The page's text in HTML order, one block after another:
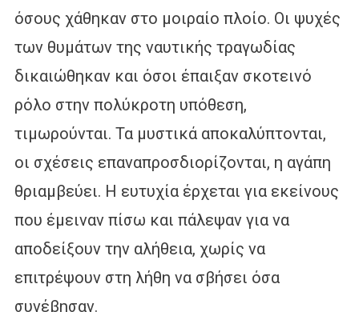
όσους χάθηκαν στο μοιραίο πλοίο. Οι ψυχές
των θυμάτων της ναυτικής τραγωδίας
δικαιώθηκαν και όσοι έπαιξαν σκοτεινό
ρόλο στην πολύκροτη υπόθεση,
τιμωρούνται. Τα μυστικά αποκαλύπτονται,
οι σχέσεις επαναπροσδιορίζονται, η αγάπη
θριαμβεύει. Η ευτυχία έρχεται για εκείνους
που έμειναν πίσω και πάλεψαν για να
αποδείξουν την αλήθεια, χωρίς να
επιτρέψουν στη λήθη να σβήσει όσα
συνέβησαν.